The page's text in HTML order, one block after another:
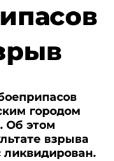
городом
Об этом
взрыва
ликвидирован.